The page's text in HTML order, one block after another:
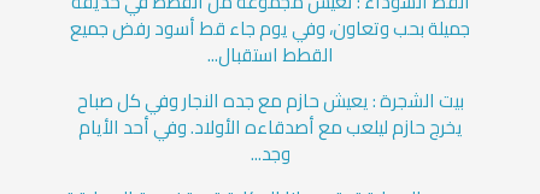
جميلة بحب وتعاون، وفي يوم جاء قط أسود رفض جميع
القطط استقبال...
بيت الشجرة : يعيش حازم مع جده النجار وفي كل صباح
يخرج حازم ليلعب مع أصدقاءه الأولاد. وفي أحد الأيام
وجد...